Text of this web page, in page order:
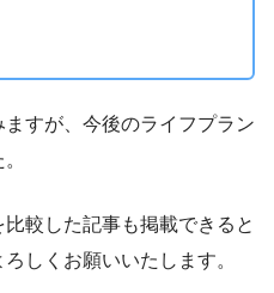
すが、今後のライフプラン
較した記事も掲載できると
しくお願いいたします。